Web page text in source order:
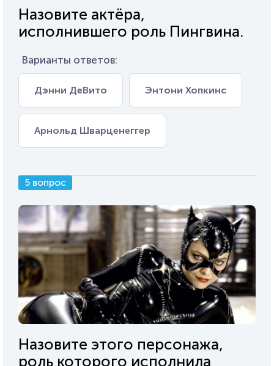
Назовите актёра,
исполнившего роль Пингвина.
Варианты ответов:
Дэнни ДеВито Энтони Хопкинс
Арнольд Шварценеггер
5 вопрос
Назовите этого персонажа,
роль которого исполнила